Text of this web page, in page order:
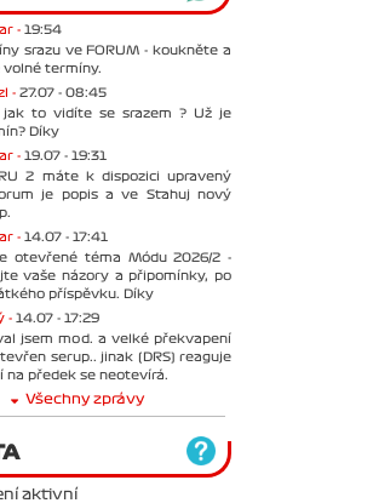
- 19:54
srazu ve FORUM - koukněte a
volné termíny.
- 27.07 - 08:45
jak to vidíte se srazem ? Už je
Díky
- 19.07 - 19:31
2 máte k dispozici upravený
je popis a ve Stahuj nový
- 14.07 - 17:41
otevřené téma Módu 2026/2 -
vaše názory a připomínky, po
příspěvku. Díky
- 14.07 - 17:29
jsem mod. a velké překvapení
serup.. jinak (DRS) reaguje
na předek se neotevírá.
Všechny zprávy
aktivní